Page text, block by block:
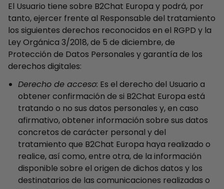
El Usuario tiene sobre B2Chat Europa y podrá, por
tanto, ejercer frente al Responsable del tratamiento
los siguientes derechos reconocidos en el RGPD y la
Ley Orgánica 3/2018, de 5 de diciembre, de
Protección de Datos Personales y garantía de los
derechos digitales:
Derecho de acceso: Es el derecho del Usuario a
obtener confirmación de si B2Chat Europa está
tratando o no sus datos personales y, en caso
afirmativo, obtener información sobre sus datos
concretos de carácter personal y del
tratamiento que B2Chat Europa haya realizado o
realice, así como, entre otra, de la información
disponible sobre el origen de dichos datos y los
destinatarios de las comunicaciones realizadas o